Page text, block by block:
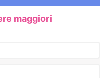
maggiori